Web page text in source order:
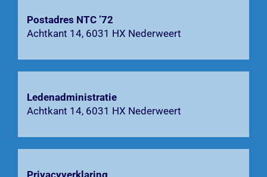
Zoeken
naar:
Postadres NTC ’72
Achtkant 14, 6031 HX Nederweert
Ledenadministratie
Achtkant 14, 6031 HX Nederweert